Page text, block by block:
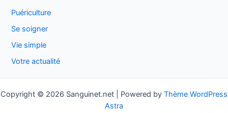
Puériculture
Se soigner
Vie simple
Votre actualité
Copyright © 2026 Sanguinet.net | Powered by Thème WordPress
Astra